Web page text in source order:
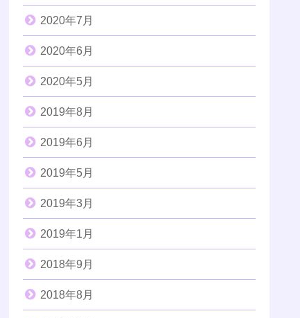
2020年7月
2020年6月
2020年5月
2019年8月
2019年6月
2019年5月
2019年3月
2019年1月
2018年9月
2018年8月